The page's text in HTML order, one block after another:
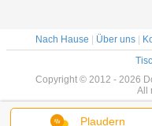
Plaudern
Nach Hause Über uns
Copyright © 2012 - 2026
All